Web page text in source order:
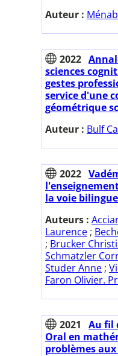
Auteur :
2022
sciences
gestes
service d'une
géométrique
Auteur : Bulf
2022
la voie
Auteurs :
Laurence ;
; Brucker
Schmatzler
Studer Anne ;
Faron Olivier.
2021
Au fil
Oral en
problèmes aux